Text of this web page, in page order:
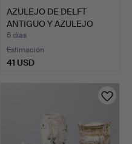
AZULEJO DE DELFT
ANTIGUO Y AZULEJO
VICTORI…
6 días
Estimación
41 USD